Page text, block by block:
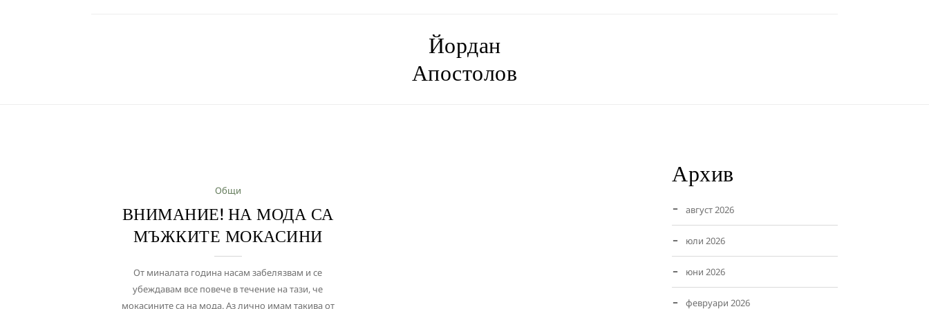
Йордан
Апостолов
Общи
ВНИМАНИЕ! НА МОДА СА
МЪЖКИТЕ МОКАСИНИ
От миналата година насам забелязвам и се
убеждавам все повече в течение на тази, че
мокасините са на мода. Аз лично имам такива от
Архив
август 2026
юли 2026
юни 2026
февруари 2026